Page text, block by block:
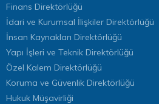
Finans Direktörlüğü
İdari ve Kurumsal İlişkiler Direktörlüğü
İnsan Kaynakları Direktörlüğü
Yapı İşleri ve Teknik Direktörlüğü
Özel Kalem Direktörlüğü
Koruma ve Güvenlik Direktörlüğü
Hukuk Müşavirliği